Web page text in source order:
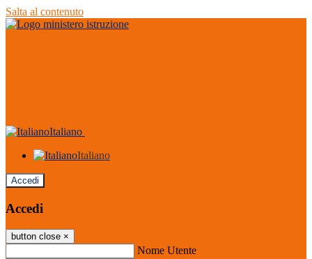
Salta al contenuto
Italiano
Italiano
Accedi
Accedi
button close ×
Nome Utente